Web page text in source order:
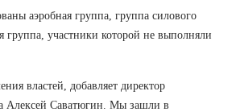
аэробная группа, группа силового
группа, участники которой не выполняли
властей, добавляет директор
Алексей Саватюгин. Мы зашли в